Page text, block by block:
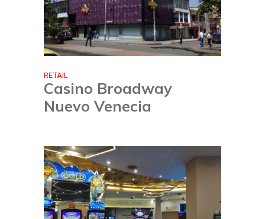
RETAIL
Casino Broadway
Nuevo Venecia